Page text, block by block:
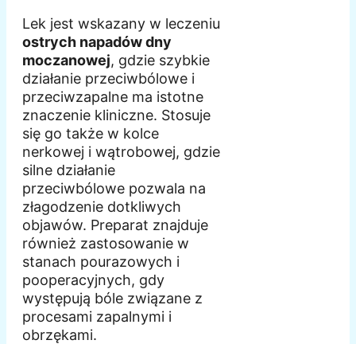
Lek jest wskazany w leczeniu
ostrych napadów dny
moczanowej, gdzie szybkie
działanie przeciwbólowe i
przeciwzapalne ma istotne
znaczenie kliniczne. Stosuje
się go także w kolce
nerkowej i wątrobowej, gdzie
silne działanie
przeciwbólowe pozwala na
złagodzenie dotkliwych
objawów. Preparat znajduje
również zastosowanie w
stanach pourazowych i
pooperacyjnych, gdy
występują bóle związane z
procesami zapalnymi i
obrzękami.